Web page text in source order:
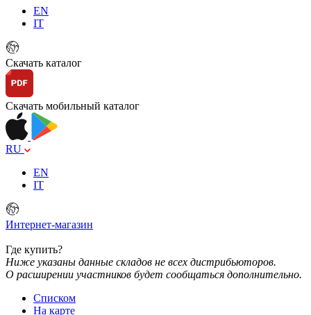
EN
IT
Скачать каталог
Скачать мобильный каталог
RU
EN
IT
Интернет-магазин
Где купить?
Ниже указаны данные складов не всех дистрибьюторов.
О расширении участников будет сообщаться дополнительно.
Списком
На карте